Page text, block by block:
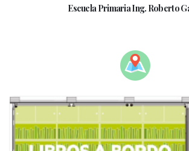
Escuela Primaria Ing. Roberto